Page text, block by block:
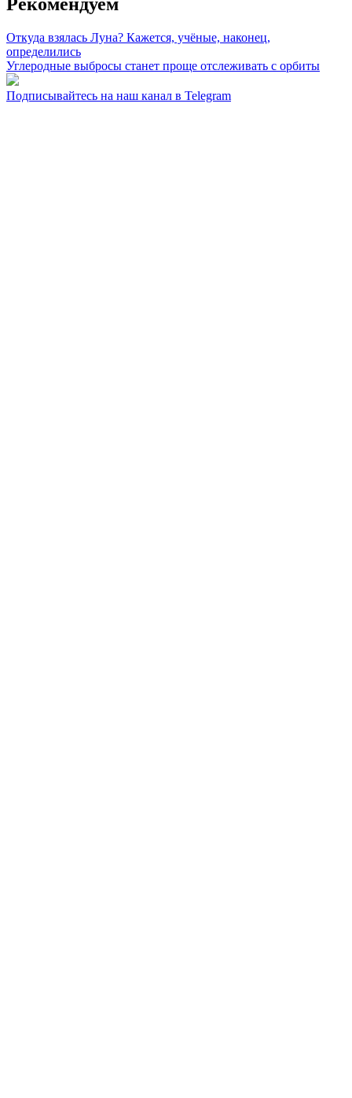
Откуда взялась Луна? Кажется, учёные, наконец,
определились
Углеродные выбросы станет проще отслеживать с орбиты
Подписывайтесь на наш канал в Telegram